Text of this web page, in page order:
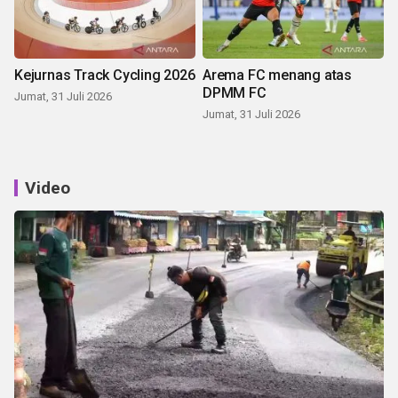
Kejurnas Track Cycling 2026
Jumat, 31 Juli 2026
Arema FC menang atas
DPMM FC
Jumat, 31 Juli 2026
Video